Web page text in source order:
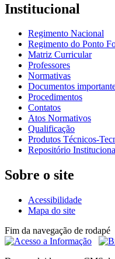
Institucional
Regimento Nacional
Regimento do Ponto
Matriz Curricular
Professores
Normativas
Documentos
Procedimentos
Contatos
Atos Normativos
Qualificação
Produtos Técnicos-
Repositório
Sobre o site
Acessibilidade
Mapa do site
Fim da navegação de rodapé